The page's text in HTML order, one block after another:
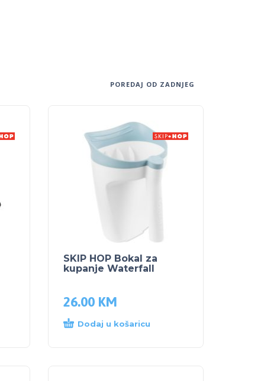
POREDAJ OD ZADNJEG
SKIP HOP Bokal za
kupanje Waterfall
26.00 KM
Dodaj u košaricu